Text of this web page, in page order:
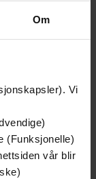
Om
Vi
(Funksjonelle)
vår blir